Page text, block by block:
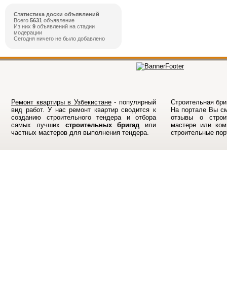
Статистика доски объявлений
Всего 5631 объявление
Из них 9 объявлений на стадии
модерации
Сегодня ничего не было добавлено
Ремонт квартиры в Узбекистане- популярный
вид работ. У нас ремонт квартир сводится к
созданию строительного тендера и отбора
самых лучших строительных бригад или
частных мастеров для выполнения тендера.
Строительная
На порталe Вы
отзывы о
мастере или
строительные